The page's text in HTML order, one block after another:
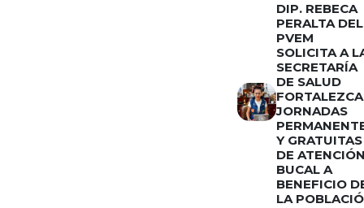
DIP. REBECA
PERALTA DEL
PVEM
SOLICITA A
SECRETARÍA
DE SALUD
FORTALEZCA
JORNADAS
Y GRATUITAS
DE
BUCAL A
BENEFICIO
LA